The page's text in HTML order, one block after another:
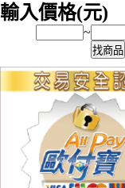
輸入價格(元)
~
找商品